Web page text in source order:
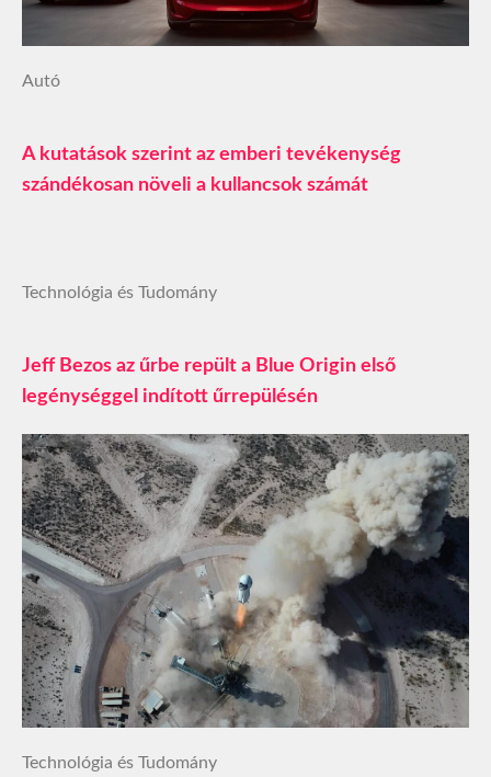
Autó
A kutatások szerint az emberi tevékenység
szándékosan növeli a kullancsok számát
Technológia és Tudomány
Jeff Bezos az űrbe repült a Blue Origin első
legénységgel indított űrrepülésén
Technológia és Tudomány